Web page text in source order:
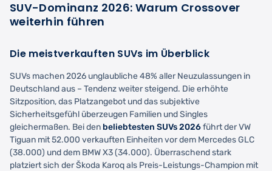
SUV-Dominanz 2026: Warum Crossover
weiterhin führen
Die meistverkauften SUVs im Überblick
SUVs machen 2026 unglaubliche 48% aller Neuzulassungen in
Deutschland aus – Tendenz weiter steigend. Die erhöhte
Sitzposition, das Platzangebot und das subjektive
Sicherheitsgefühl überzeugen Familien und Singles
gleichermaßen. Bei den beliebtesten SUVs 2026führt der VW
Tiguan mit 52.000 verkauften Einheiten vor dem Mercedes GLC
(38.000) und dem BMW X3 (34.000). Überraschend stark
platziert sich der Škoda Karoq als Preis-Leistungs-Champion mit